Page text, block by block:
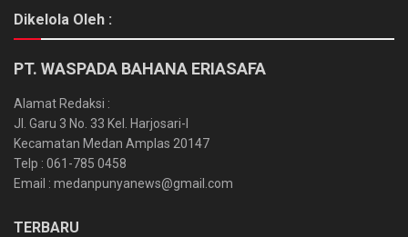
Dikelola Oleh :
PT. WASPADA BAHANA ERIASAFA
Alamat Redaksi :
Jl. Garu 3 No. 33 Kel. Harjosari-I
Kecamatan Medan Amplas 20147
Telp : 061-785 0458
Email : medanpunyanews@gmail.com
TERBARU